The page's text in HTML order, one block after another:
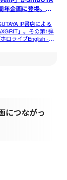
企画に登場。
IP書店による
」。その第1弾
ロライブEnglish -
につながっ